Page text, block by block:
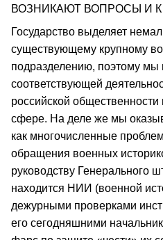
ВОЗНИКАЮТ ВОПРОСЫ И
Государство выделяет
существующему крупному
подразделению, поэтому мы
соответствующей
российской общественности
сфере. На деле же мы
как многочисленные
обращения военных
руководству Генерального
находится НИИ (военной
дежурными проверками
его сегодняшними